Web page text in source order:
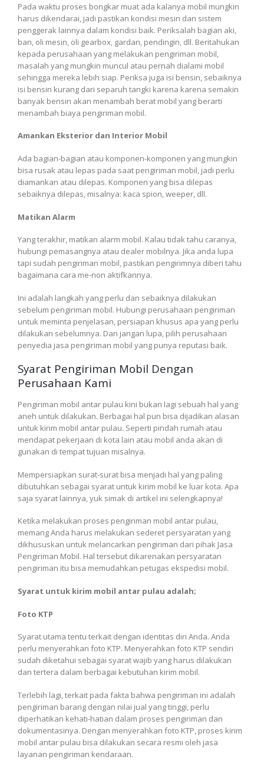
Pada waktu proses bongkar muat ada kalanya mobil mungkin
harus dikendarai, jadi pastikan kondisi mesin dan sistem
penggerak lainnya dalam kondisi baik. Periksalah bagian aki,
ban, oli mesin, oli gearbox, gardan, pendingin, dll. Beritahukan
kepada perusahaan yang melakukan pengiriman mobil,
masalah yang mungkin muncul atau pernah dialami mobil
sehingga mereka lebih siap. Periksa juga isi bensin, sebaiknya
isi bensin kurang dari separuh tangki karena karena semakin
banyak bensin akan menambah berat mobil yang berarti
menambah biaya pengiriman mobil.
Amankan Eksterior dan Interior Mobil
Ada bagian-bagian atau komponen-komponen yang mungkin
bisa rusak atau lepas pada saat pengiriman mobil, jadi perlu
diamankan atau dilepas. Komponen yang bisa dilepas
sebaiknya dilepas, misalnya: kaca spion, weeper, dll.
Matikan Alarm
Yang terakhir, matikan alarm mobil. Kalau tidak tahu caranya,
hubungi pemasangnya atau dealer mobilnya. Jika anda lupa
tapi sudah pengiriman mobil, pastikan pengirimnya diberi tahu
bagaimana cara me-non aktifkannya.
Ini adalah langkah yang perlu dan sebaiknya dilakukan
sebelum pengiriman mobil. Hubungi perusahaan pengiriman
untuk meminta penjelasan, persiapan khusus apa yang perlu
dilakukan sebelumnya. Dan jangan lupa, pilih perusahaan
penyedia jasa pengiriman mobil yang punya reputasi baik.
Syarat Pengiriman Mobil Dengan
Perusahaan Kami
Pengiriman mobil antar pulau kini bukan lagi sebuah hal yang
aneh untuk dilakukan. Berbagai hal pun bisa dijadikan alasan
untuk kirim mobil antar pulau. Seperti pindah rumah atau
mendapat pekerjaan di kota lain atau mobil anda akan di
gunakan di tempat tujuan misalnya.
Mempersiapkan surat-surat bisa menjadi hal yang paling
dibutuhkan sebagai syarat untuk kirim mobil ke luar kota. Apa
saja syarat lainnya, yuk simak di artikel ini selengkapnya!
Ketika melakukan proses pengiriman mobil antar pulau,
memang Anda harus melakukan sederet persyaratan yang
dikhususkan untuk melancarkan pengiriman dari pihak Jasa
Pengiriman Mobil. Hal tersebut dikarenakan persyaratan
pengiriman itu bisa memudahkan petugas ekspedisi mobil.
Syarat untuk kirim mobil antar pulau adalah;
Foto KTP
Syarat utama tentu terkait dengan identitas diri Anda. Anda
perlu menyerahkan foto KTP. Menyerahkan foto KTP sendiri
sudah diketahui sebagai syarat wajib yang harus dilakukan
dan tertera dalam berbagai kebutuhan kirim mobil.
Terlebih lagi, terkait pada fakta bahwa pengiriman ini adalah
pengiriman barang dengan nilai jual yang tinggi, perlu
diperhatikan kehati-hatian dalam proses pengiriman dan
dokumentasinya. Dengan menyerahkan foto KTP, proses kirim
mobil antar pulau bisa dilakukan secara resmi oleh jasa
layanan pengiriman kendaraan.